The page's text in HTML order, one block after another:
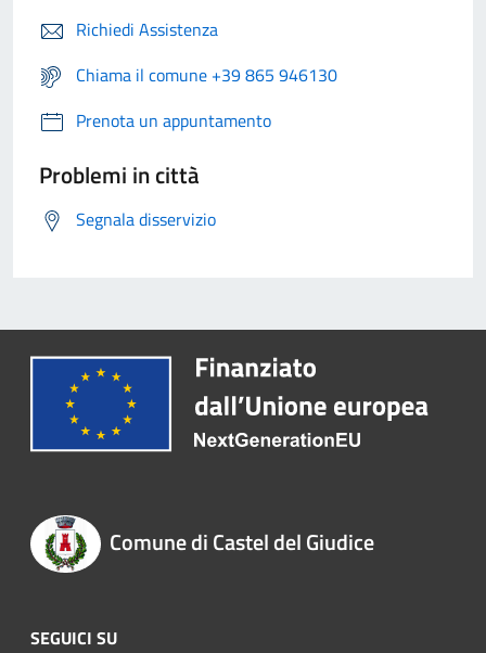
Richiedi Assistenza
Chiama il comune +39 865 946130
Prenota un appuntamento
Problemi in città
Segnala disservizio
Comune di Castel del Giudice
SEGUICI SU